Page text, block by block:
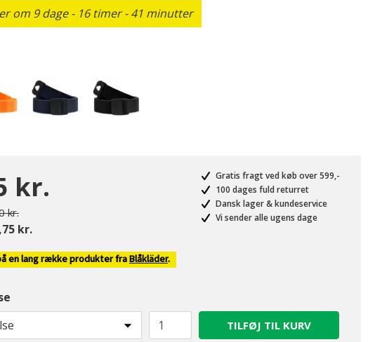
om 9 dage - 16 timer - 41 minutter
kr.
fra
kr.til
kr.
Gratis fragt ved køb over 599,-
100 dages fuld returret
Dansk lager & kundeservice
Vi sender alle ugens dage
en lang række produkter fraBlåkläder.
TILFØJ TIL KURV